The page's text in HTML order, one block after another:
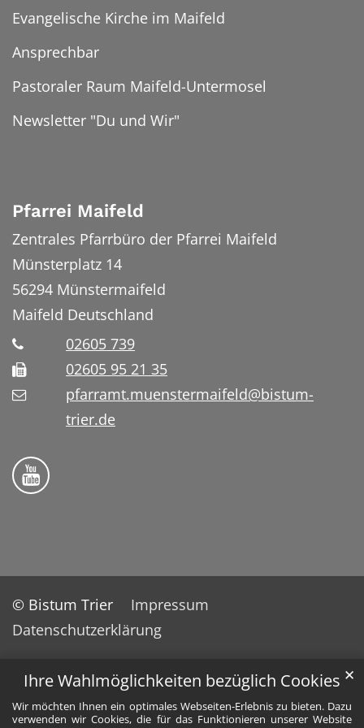
Ihre Wahlmöglichkeiten bezüglich Cookies
Wir möchten Ihnen ein optimales Webseiten-Erlebnis zu bieten. Dazu
verwenden wir Cookies, die für das Funktionieren unserer Website
✕
Evangelische Kirche im Maifeld
Ansprechbar
Pastoraler Raum Maifeld-Untermosel
Newsletter "Du und Wir"
Pfarrei Maifeld
Zentrales Pfarrbüro der Pfarrei Maifeld
Münsterplatz 14
56294 Münstermaifeld
Maifeld Deutschland
02605 739
02605 95 21 35
pfarramt.muenstermaifeld@bistum-
trier.de
Folge uns auf YouTube
© Bistum Trier
Impressum
Datenschutzerklärung